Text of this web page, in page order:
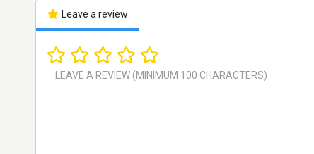
Leave a review